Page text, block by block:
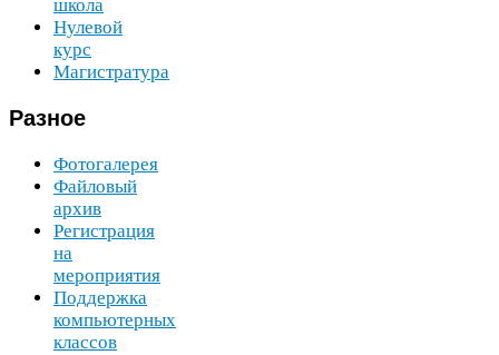
школа
Нулевой
курс
Магистратура
Разное
Фотогалерея
Файловый
архив
Регистрация
на
мероприятия
Поддержка
компьютерных
классов